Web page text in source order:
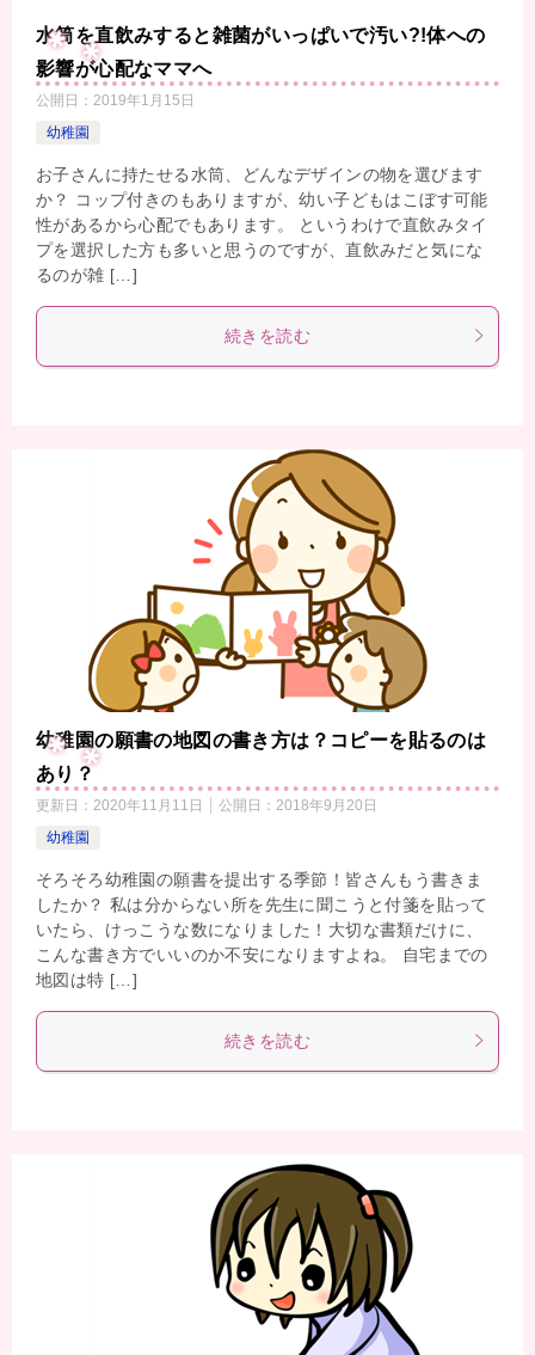
水筒を直飲みすると雑菌がいっぱいで汚い?!体への
影響が心配なママへ
公開日： 2019年1月15日
幼稚園
お子さんに持たせる水筒、どんなデザインの物を選びます
か？ コップ付きのもありますが、幼い子どもはこぼす可能
性があるから心配でもあります。 というわけで直飲みタイ
プを選択した方も多いと思うのですが、直飲みだと気にな
るのが雑 […]
続きを読む
幼稚園の願書の地図の書き方は？コピーを貼るのは
あり？
更新日： 2020年11月11日 公開日： 2018年9月20日
幼稚園
そろそろ幼稚園の願書を提出する季節！皆さんもう書きま
したか？ 私は分からない所を先生に聞こうと付箋を貼って
いたら、けっこうな数になりました！大切な書類だけに、
こんな書き方でいいのか不安になりますよね。 自宅までの
地図は特 […]
続きを読む